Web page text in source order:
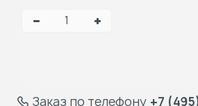
Заказ по телефону +7